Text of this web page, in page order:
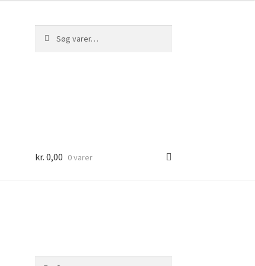
efter:
kr. 0,00 0 varer